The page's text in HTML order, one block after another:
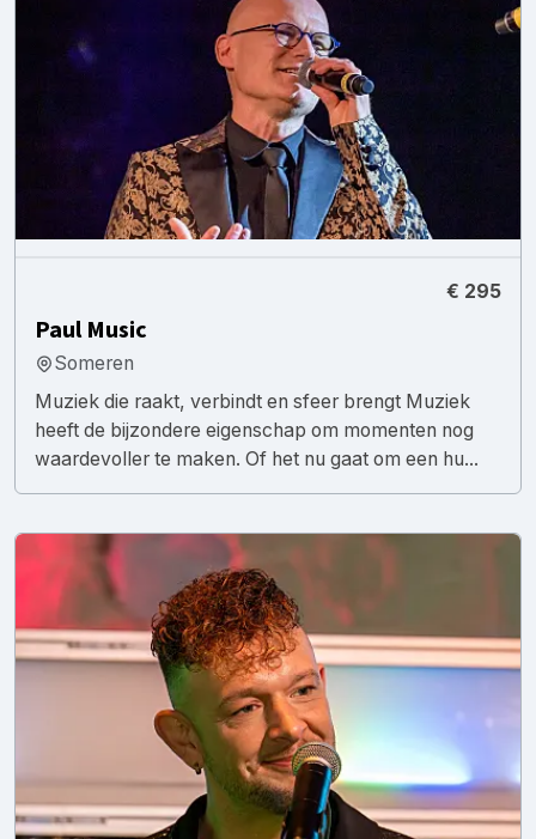
€ 295
Paul Music
Someren
Muziek die raakt, verbindt en sfeer brengt Muziek
heeft de bijzondere eigenschap om momenten nog
waardevoller te maken. Of het nu gaat om een hu...